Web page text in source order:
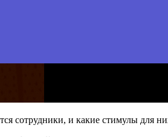
сотрудники, и какие стимулы для